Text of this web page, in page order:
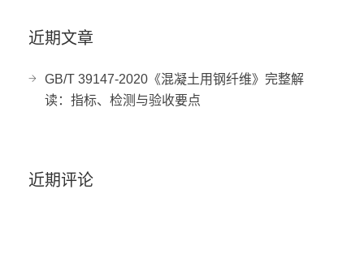
近期文章
GB/T 39147-2020《混凝土用钢纤维》完整解
读：指标、检测与验收要点
近期评论